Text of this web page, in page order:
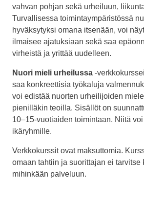
vahvan pohjan sekä urheiluun,
Turvallisessa toimintaympäristössä
hyväksytyksi omana itsenään, voi
ilmaisee ajatuksiaan sekä saa
virheistä ja yrittää uudelleen.
Nuori mieli urheilussa -
saa konkreettisia työkaluja
voi edistää nuorten urheilijoiden
pienilläkin teoilla. Sisällöt on
10–15-vuotiaiden toimintaan. Niitä
ikäryhmille.
Verkkokurssit ovat maksuttomia.
omaan tahtiin ja suorittajan ei tarvitse
mihinkään palveluun.